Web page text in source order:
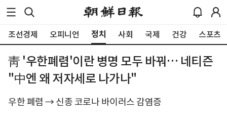
조선경제 오피니언 정치 사회 국제 건강 스포츠
靑 '우한폐렴'이란 병명 모두 바꿔… 네티즌
"中엔 왜 저자세로 나가나"
우한 폐렴 → 신종 코로나 바이러스 감염증